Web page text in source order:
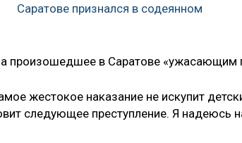
Саратове признался в содеянном
произошедшее в Саратове «ужасающим
жестокое наказание не искупит
следующее преступление. Я надеюсь